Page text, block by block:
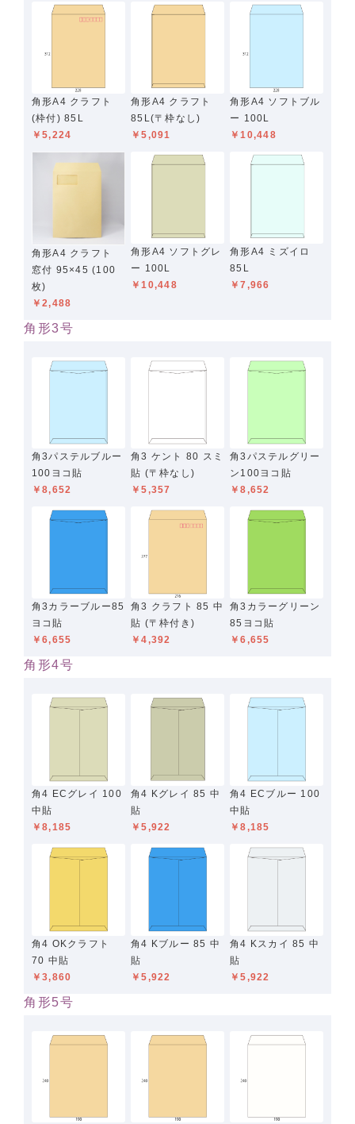
角形A4 クラフト
(枠付) 85L
￥5,224
角形A4 クラフト
85L(〒枠なし)
￥5,091
角形A4 ソフトブル
ー 100L
￥10,448
角形A4 クラフト
窓付 95×45 (100
枚)
￥2,488
角形A4 ソフトグレ
ー 100L
￥10,448
角形A4 ミズイロ
85L
￥7,966
角形3号
角3パステルブルー
100ヨコ貼
￥8,652
角3 ケント 80 スミ
貼 (〒枠なし)
￥5,357
角3パステルグリー
ン100ヨコ貼
￥8,652
角3カラーブルー85
ヨコ貼
￥6,655
角3 クラフト 85 中
貼 (〒枠付き)
￥4,392
角3カラーグリーン
85ヨコ貼
￥6,655
角形4号
角4 ECグレイ 100
中貼
￥8,185
角4 Kグレイ 85 中
貼
￥5,922
角4 ECブルー 100
中貼
￥8,185
角4 OKクラフト
70 中貼
￥3,860
角4 Kブルー 85 中
貼
￥5,922
角4 Kスカイ 85 中
貼
￥5,922
角形5号